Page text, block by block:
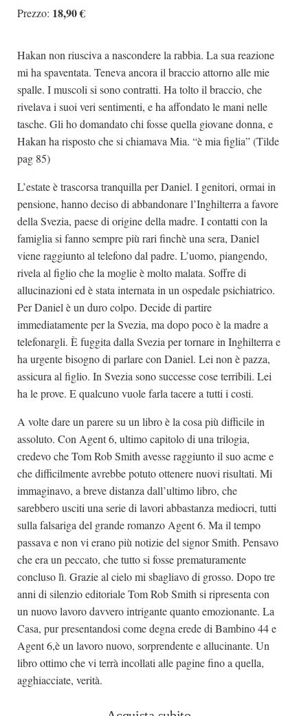
Prezzo: 18,90 €
Hakan non riusciva a nascondere la rabbia. La sua reazione
mi ha spaventata. Teneva ancora il braccio attorno alle mie
spalle. I muscoli si sono contratti. Ha tolto il braccio, che
rivelava i suoi veri sentimenti, e ha affondato le mani nelle
tasche. Gli ho domandato chi fosse quella giovane donna, e
Hakan ha risposto che si chiamava Mia. “è mia figlia” (Tilde
pag 85)
L’estate è trascorsa tranquilla per Daniel. I genitori, ormai in
pensione, hanno deciso di abbandonare l’Inghilterra a favore
della Svezia, paese di origine della madre. I contatti con la
famiglia si fanno sempre più rari finchè una sera, Daniel
viene raggiunto al telefono dal padre. L’uomo, piangendo,
rivela al figlio che la moglie è molto malata. Soffre di
allucinazioni ed è stata internata in un ospedale psichiatrico.
Per Daniel è un duro colpo. Decide di partire
immediatamente per la Svezia, ma dopo poco è la madre a
telefonargli. È fuggita dalla Svezia per tornare in Inghilterra e
ha urgente bisogno di parlare con Daniel. Lei non è pazza,
assicura al figlio. In Svezia sono successe cose terribili. Lei
ha le prove. E qualcuno vuole farla tacere a tutti i costi.
A volte dare un parere su un libro è la cosa più difficile in
assoluto. Con Agent 6, ultimo capitolo di una trilogia,
credevo che Tom Rob Smith avesse raggiunto il suo acme e
che difficilmente avrebbe potuto ottenere nuovi risultati. Mi
immaginavo, a breve distanza dall’ultimo libro, che
sarebbero usciti una serie di lavori abbastanza mediocri, tutti
sulla falsariga del grande romanzo Agent 6. Ma il tempo
passava e non vi erano più notizie del signor Smith. Pensavo
che era un peccato, che tutto si fosse prematuramente
concluso lì. Grazie al cielo mi sbagliavo di grosso. Dopo tre
anni di silenzio editoriale Tom Rob Smith si ripresenta con
un nuovo lavoro davvero intrigante quanto emozionante. La
Casa, pur presentandosi come degna erede di Bambino 44 e
Agent 6,è un lavoro nuovo, sorprendente e allucinante. Un
libro ottimo che vi terrà incollati alle pagine fino a quella,
agghiacciate, verità.